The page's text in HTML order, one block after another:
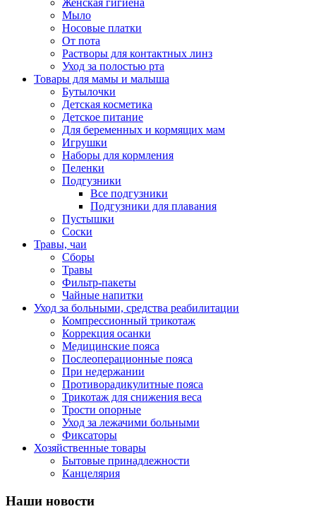
Женская гигиена
Мыло
Носовые платки
От пота
Растворы для контактных линз
Уход за полостью рта
Товары для мамы и малыша
Бутылочки
Детская косметика
Детское питание
Для беременных и кормящих мам
Игрушки
Наборы для кормления
Пеленки
Подгузники
Все подгузники
Подгузники для плавания
Пустышки
Соски
Травы, чаи
Сборы
Травы
Фильтр-пакеты
Чайные напитки
Уход за больными, средства реабилитации
Компрессионный трикотаж
Коррекция осанки
Медицинские пояса
Послеоперационные пояса
При недержании
Противорадикулитные пояса
Трикотаж для снижения веса
Трости опорные
Уход за лежачими больными
Фиксаторы
Хозяйственные товары
Бытовые принадлежности
Канцелярия
Наши новости